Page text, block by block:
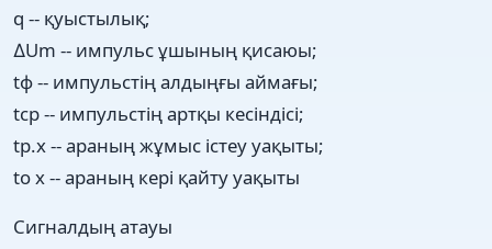
q -- қуыстылық;
∆Um -- импульс ұшының қисаюы;
tф -- импульстің алдыңғы аймағы;
tcр -- импульстің артқы кесіндісі;
tp.x -- араның жұмыс істеу уақыты;
to x -- араның кері қайту уақыты
Сигналдың атауы